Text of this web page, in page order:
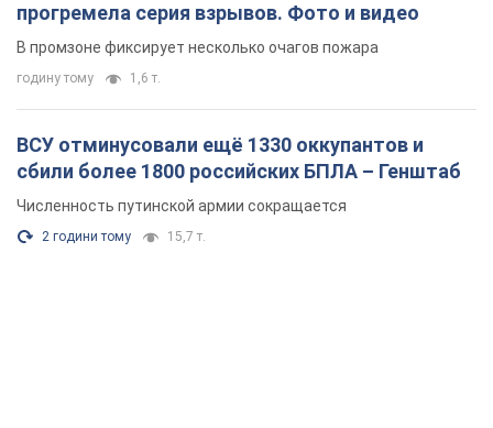
прогремела серия взрывов. Фото и видео
В промзоне фиксирует несколько очагов пожара
годину тому 1,6 т.
ВСУ отминусовали ещё 1330 оккупантов и
сбили более 1800 российских БПЛА – Генштаб
Численность путинской армии сокращается
2 години тому 15,7 т.